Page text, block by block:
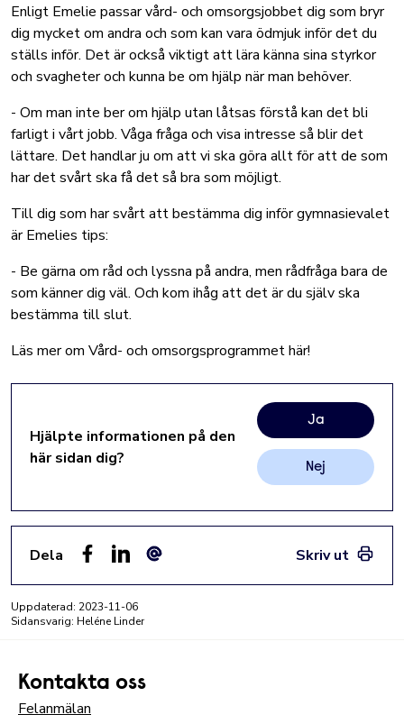
Enligt Emelie passar vård- och omsorgsjobbet dig som bryr
dig mycket om andra och som kan vara ödmjuk inför det du
ställs inför. Det är också viktigt att lära känna sina styrkor
och svagheter och kunna be om hjälp när man behöver.
- Om man inte ber om hjälp utan låtsas förstå kan det bli
farligt i vårt jobb. Våga fråga och visa intresse så blir det
lättare. Det handlar ju om att vi ska göra allt för att de som
har det svårt ska få det så bra som möjligt.
Till dig som har svårt att bestämma dig inför gymnasievalet
är Emelies tips:
- Be gärna om råd och lyssna på andra, men rådfråga bara de
som känner dig väl. Och kom ihåg att det är du själv ska
bestämma till slut.
Läs mer om Vård- och omsorgsprogrammet här!
Hjälpte informationen på den
här sidan dig?
Ja
Nej
Dela
Skriv ut
Uppdaterad: 2023-11-06
Sidansvarig: Heléne Linder
Kontakta oss
Felanmälan